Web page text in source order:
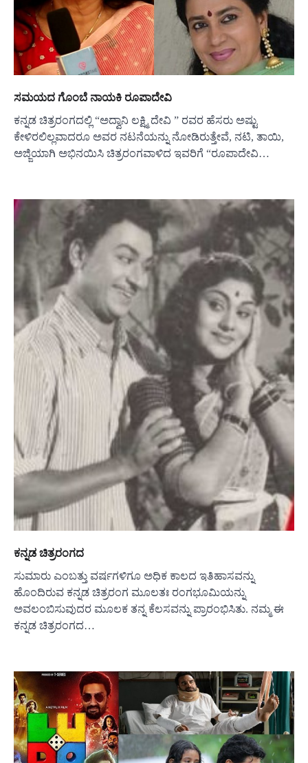
ಸಮಯದ ಗೊಂಬೆ ನಾಯಕಿ ರೂಪಾದೇವಿ
ಕನ್ನಡ ಚಿತ್ರರಂಗದಲ್ಲಿ “ಅದ್ವಾನಿ ಲಕ್ಷ್ಮಿ ದೇವಿ ” ರವರ ಹೆಸರು ಅಷ್ಟು
ಕೇಳಿರಲಿಲ್ಲವಾದರೂ ಅವರ ನಟನೆಯನ್ನು ನೋಡಿರುತ್ತೇವೆ, ನಟಿ, ತಾಯಿ,
ಅಜ್ಜಿಯಾಗಿ ಅಭಿನಯಿಸಿ ಚಿತ್ರರಂಗವಾಳಿದ ಇವರಿಗೆ “ರೂಪಾದೇವಿ…
ಕನ್ನಡ ಚಿತ್ರರಂಗದ
ಸುಮಾರು ಎಂಬತ್ತು ವರ್ಷಗಳಿಗೂ ಅಧಿಕ ಕಾಲದ ಇತಿಹಾಸವನ್ನು
ಹೊಂದಿರುವ ಕನ್ನಡ ಚಿತ್ರರಂಗ ಮೂಲತಃ ರಂಗಭೂಮಿಯನ್ನು
ಅವಲಂಬಿಸುವುದರ ಮೂಲಕ ತನ್ನ ಕೆಲಸವನ್ನು ಪ್ರಾರಂಭಿಸಿತು. ನಮ್ಮ ಈ
ಕನ್ನಡ ಚಿತ್ರರಂಗದ…